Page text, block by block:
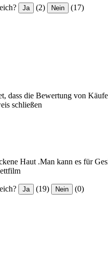
Ja (2) Nein (17)
dass die Bewertung von
schließen
Haut .Man kann es für
Ja (19) Nein (0)